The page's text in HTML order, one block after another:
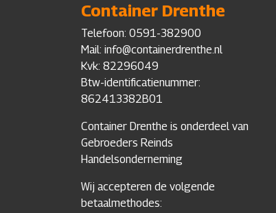
Container Drenthe
Telefoon: 0591-382900
Mail: info@containerdrenthe.nl
Kvk: 82296049
Btw-identificatienummer:
862413382B01
Container Drenthe is onderdeel van
Gebroeders Reinds
Handelsonderneming
Wij accepteren de volgende
betaalmethodes: